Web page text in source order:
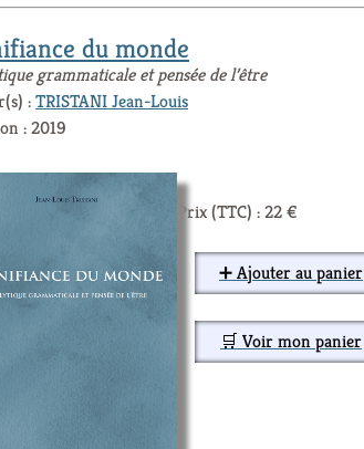
du monde
grammaticale et pensée de l’être
:TRISTANI Jean-Louis
: 2019
Prix (TTC) : 22 €
➕ Ajouter au panier
🛒 Voir mon panier